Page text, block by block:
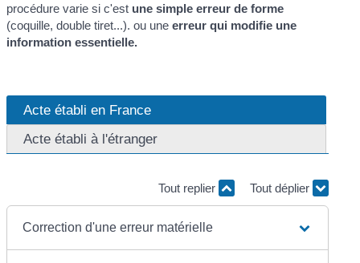
procédure varie si c'est une simple erreur de forme
(coquille, double tiret...). ou uneerreur qui modifie une
information essentielle.
Acte établi en France
Acte établi à l'étranger
Tout replier Tout déplier
Correction d'une erreur matérielle